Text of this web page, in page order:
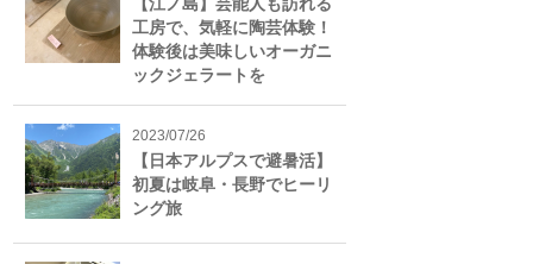
【江ノ島】芸能人も訪れる
工房で、気軽に陶芸体験！
体験後は美味しいオーガニ
ックジェラートを
2023/07/26
【日本アルプスで避暑活】
初夏は岐阜・長野でヒーリ
ング旅